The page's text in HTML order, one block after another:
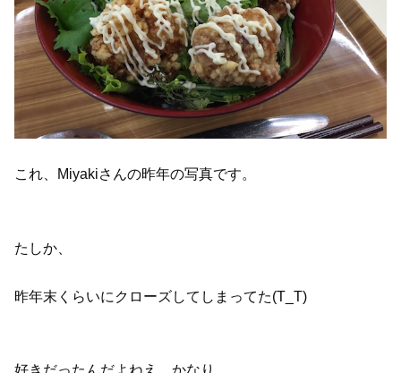
これ、Miyakiさんの昨年の写真です。
たしか、
昨年末くらいにクローズしてしまってた(T_T)
好きだったんだよねえ。かなり。